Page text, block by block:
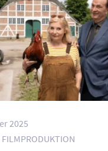
2025
FILMPRODUKTION